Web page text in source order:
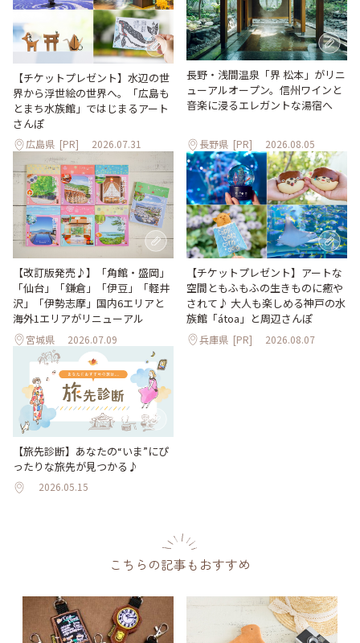
【チケットプレゼント】水辺の世
界から浮世絵の世界へ。「広島も
とまち水族館」ではじまるアート
さんぽ
広島県 [PR] 2026.07.31
長野・浅間温泉「界 松本」がリニ
ューアルオープン。信州ワインと
音楽に浸るエレガントな湯宿へ
長野県 [PR] 2026.08.05
【改訂版発売♪】「角館・盛岡」
「仙台」「鎌倉」「伊豆」「軽井
沢」「伊勢志摩」国内6エリアと
海外1エリアがリニューアル
宮城県 2026.07.09
【チケットプレゼント】アートな
空間ともふもふの生きものに癒や
されて♪ 大人も楽しめる神戸の水
族館「átoa」と周辺さんぽ
兵庫県 [PR] 2026.08.07
【旅先診断】あなたの“いま”にぴ
ったりな旅先が見つかる♪
2026.05.15
こちらの記事もおすすめ